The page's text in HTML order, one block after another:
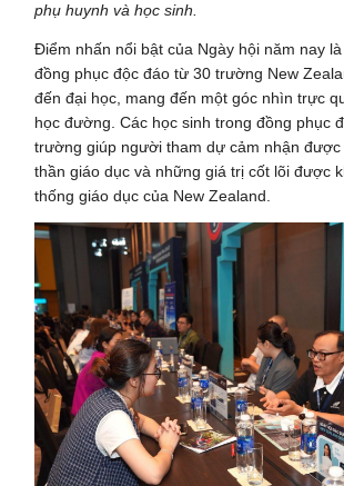
phụ huynh và học sinh.
Điểm nhấn nổi bật của Ngày hội năm nay
đồng phục độc đáo từ 30 trường New
đến đại học, mang đến một góc nhìn trực
học đường. Các học sinh trong đồng phục
trường giúp người tham dự cảm nhận được
thần giáo dục và những giá trị cốt lõi được
thống giáo dục của New Zealand.